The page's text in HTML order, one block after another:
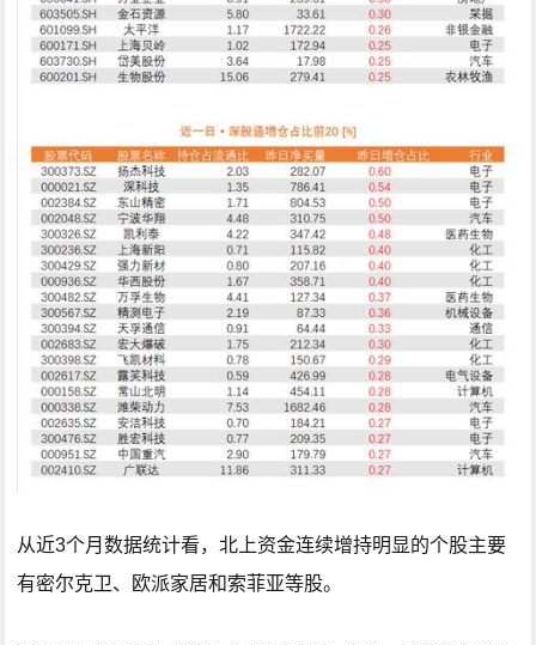
从近3个月数据统计看，北上资金连续增持明显的个股主要
有密尔克卫、欧派家居和索菲亚等股。